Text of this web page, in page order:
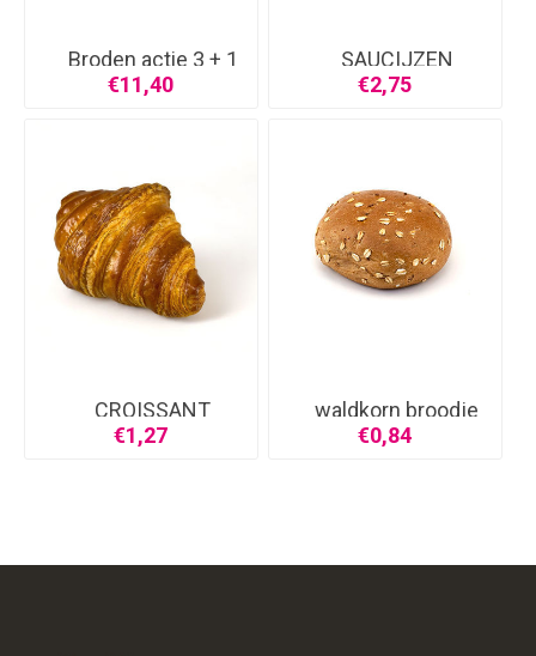
Broden actie 3 + 1
g
€11,40
SAUCIJZEN
BROODJE
€2,75
CROISSANT
€1,27
waldkorn broodje
€0,84